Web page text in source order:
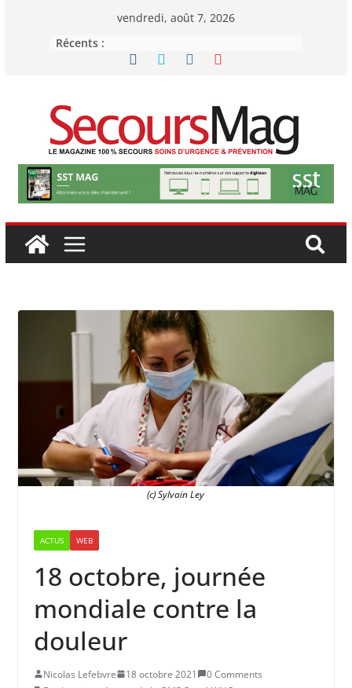
vendredi, août 7, 2026
Récents :
(c) Sylvain Ley
ACTUS WEB
18 octobre, journée
mondiale contre la
douleur
Nicolas Lefebvre 18 octobre 2021
0 Comments